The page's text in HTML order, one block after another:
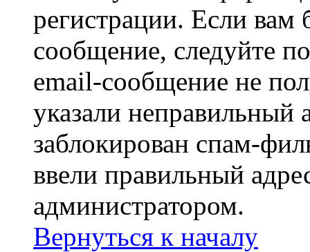
регистрации. Если
сообщение, следуйте
email-сообщение не
указали неправильный
заблокирован спам-
ввели правильный
администратором.
Вернуться к началу